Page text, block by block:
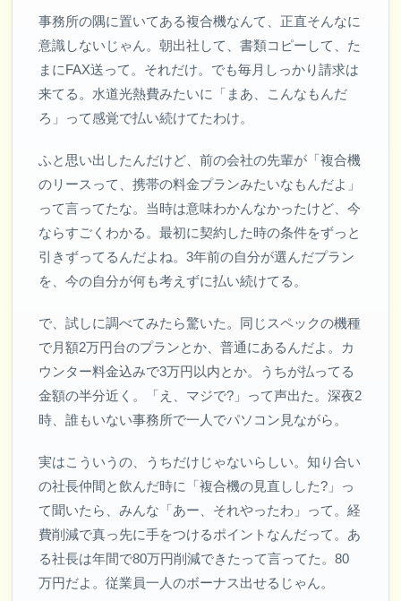
事務所の隅に置いてある複合機なんて、正直そんなに
意識しないじゃん。朝出社して、書類コピーして、た
まにFAX送って。それだけ。でも毎月しっかり請求は
来てる。水道光熱費みたいに「まあ、こんなもんだ
ろ」って感覚で払い続けてたわけ。
ふと思い出したんだけど、前の会社の先輩が「複合機
のリースって、携帯の料金プランみたいなもんだよ」
って言ってたな。当時は意味わかんなかったけど、今
ならすごくわかる。最初に契約した時の条件をずっと
引きずってるんだよね。3年前の自分が選んだプラン
を、今の自分が何も考えずに払い続けてる。
で、試しに調べてみたら驚いた。同じスペックの機種
で月額2万円台のプランとか、普通にあるんだよ。カ
ウンター料金込みで3万円以内とか。うちが払ってる
金額の半分近く。「え、マジで?」って声出た。深夜2
時、誰もいない事務所で一人でパソコン見ながら。
実はこういうの、うちだけじゃないらしい。知り合い
の社長仲間と飲んだ時に「複合機の見直しした?」っ
て聞いたら、みんな「あー、それやったわ」って。経
費削減で真っ先に手をつけるポイントなんだって。あ
る社長は年間で80万円削減できたって言ってた。80
万円だよ。従業員一人のボーナス出せるじゃん。